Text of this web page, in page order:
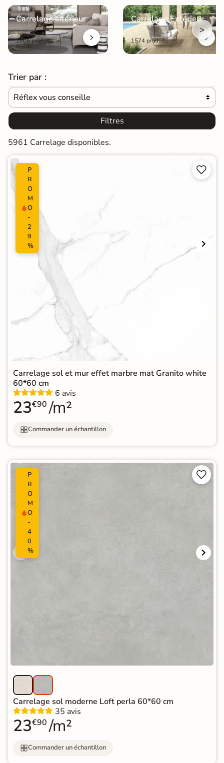
Carrelage Intérieur
2805 produits
Carrelage Extérieur
1574 produits
>
Trier par :
Réflex vous conseille 
Filtres
5961 Carrelage disponibles.
P
R
O
M
O
-
2
9
%


Carrelage sol et mur effet marbre mat Granito white
60*60 cm
6 avis
23€90 /m²
Commander un échantillon
P
R
O
M
O
-
4
0
%


Carrelage sol moderne Loft perla 60*60 cm
35 avis
23€90 /m²
Commander un échantillon